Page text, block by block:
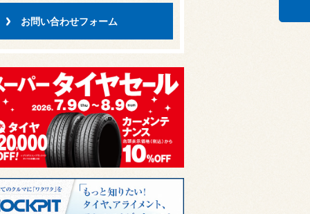
お問い合わせフォーム